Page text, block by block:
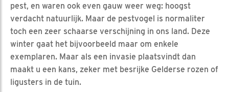
pest, en waren ook even gauw weer weg: hoogst
verdacht natuurlijk. Maar de pestvogel is normaliter
toch een zeer schaarse verschijning in ons land. Deze
winter gaat het bijvoorbeeld maar om enkele
exemplaren. Maar als een invasie plaatsvindt dan
maakt u een kans, zeker met besrijke Gelderse rozen of
ligusters in de tuin.